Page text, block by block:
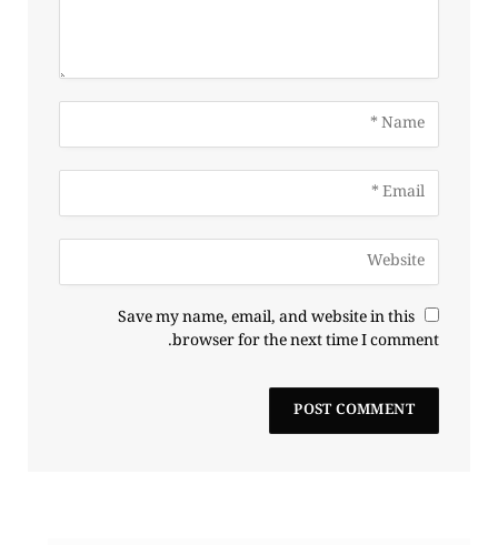
Save my name, email, and website in this
browser for the next time I comment.